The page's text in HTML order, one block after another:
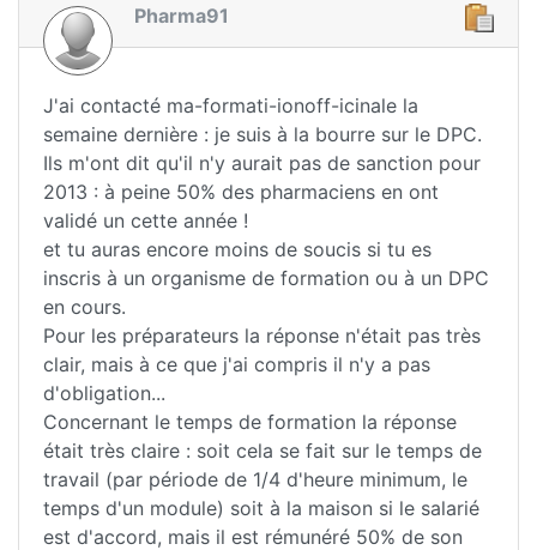
Pharma91
J'ai contacté ma-formati-ionoff-icinale la
semaine dernière : je suis à la bourre sur le DPC.
Ils m'ont dit qu'il n'y aurait pas de sanction pour
2013 : à peine 50% des pharmaciens en ont
validé un cette année !
et tu auras encore moins de soucis si tu es
inscris à un organisme de formation ou à un DPC
en cours.
Pour les préparateurs la réponse n'était pas très
clair, mais à ce que j'ai compris il n'y a pas
d'obligation...
Concernant le temps de formation la réponse
était très claire : soit cela se fait sur le temps de
travail (par période de 1/4 d'heure minimum, le
temps d'un module) soit à la maison si le salarié
est d'accord, mais il est rémunéré 50% de son